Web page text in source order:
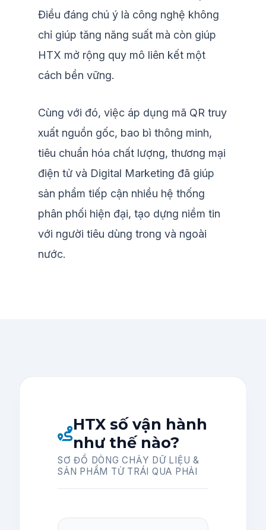
Điều đáng chú ý là công nghệ không
chỉ giúp tăng năng suất mà còn giúp
HTX mở rộng quy mô liên kết một
cách bền vững.
Cùng với đó, việc áp dụng mã QR truy
xuất nguồn gốc, bao bì thông minh,
tiêu chuẩn hóa chất lượng, thương mại
điện tử và Digital Marketing đã giúp
sản phẩm tiếp cận nhiều hệ thống
phân phối hiện đại, tạo dựng niềm tin
với người tiêu dùng trong và ngoài
nước.
HTX số vận hành
như thế nào?
SƠ ĐỒ DÒNG CHẢY DỮ LIỆU &
SẢN PHẨM TỪ TRÁI QUA PHẢI